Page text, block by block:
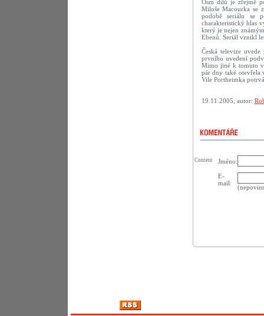
Osm dílů je zřejmě
Miloše Macourka se
podobě seriálu se
charakteristický hlas
který je nejen
Ebenů. Seriál vznikl
Česká televize
prvního uvedení
Mimo jiné k tomuto
pár dny také otevřela
Vile Portheimka
19.11.2005, autor:
Jméno:
E-
mail:
Content